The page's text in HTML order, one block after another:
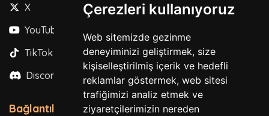
Çerezleri kullanıyoruz
Web sitemizde gezinme
deneyiminizi geliştirmek, size
kişiselleştirilmiş içerik ve hedefli
reklamlar göstermek, web sitesi
trafiğimizi analiz etmek ve
ziyaretçilerimizin nereden
X
YouTube
TikTok
Discord
Bağlantılar